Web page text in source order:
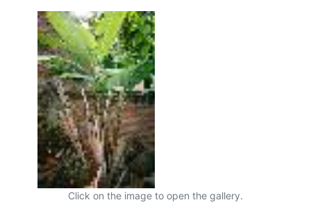
Click on the image to open the gallery.